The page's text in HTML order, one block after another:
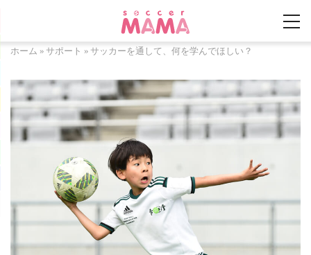
ホーム » サポート » サッカーを通して、何を学んでほしい？